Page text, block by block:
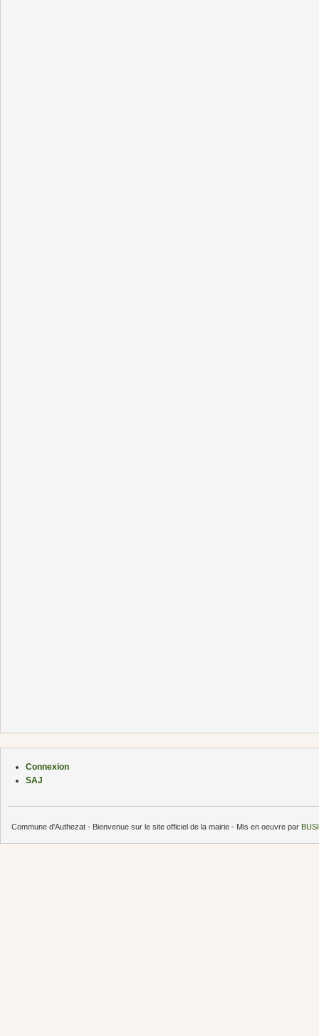
Connexion
SAJ
Commune d'Authezat - Bienvenue sur le site officiel de la mairie - Mis en oeuvre par